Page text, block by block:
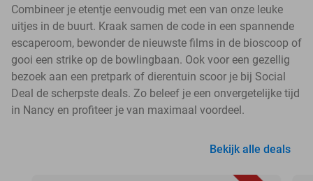
Combineer je etentje eenvoudig met een van onze leuke
uitjes in de buurt. Kraak samen de code in een spannende
escaperoom, bewonder de nieuwste films in de bioscoop of
gooi een strike op de bowlingbaan. Ook voor een gezellig
bezoek aan een pretpark of dierentuin scoor je bij Social
Deal de scherpste deals. Zo beleef je een onvergetelijke tijd
in Nancy en profiteer je van maximaal voordeel.
Bekijk alle deals